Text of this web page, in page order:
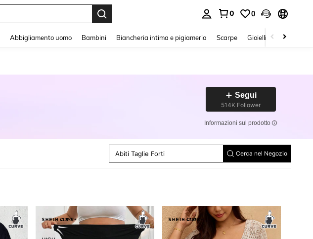
0 0
Abbigliamento uomo Bambini Biancheria intima e pigiameria Scarpe Gioielli E Accessori
Segui
514K Follower
Informazioni sul prodotto
Pantaloni Taglie Forti
Abiti Taglie Forti
Bluse Taglie Forti
Cerca nel Negozio